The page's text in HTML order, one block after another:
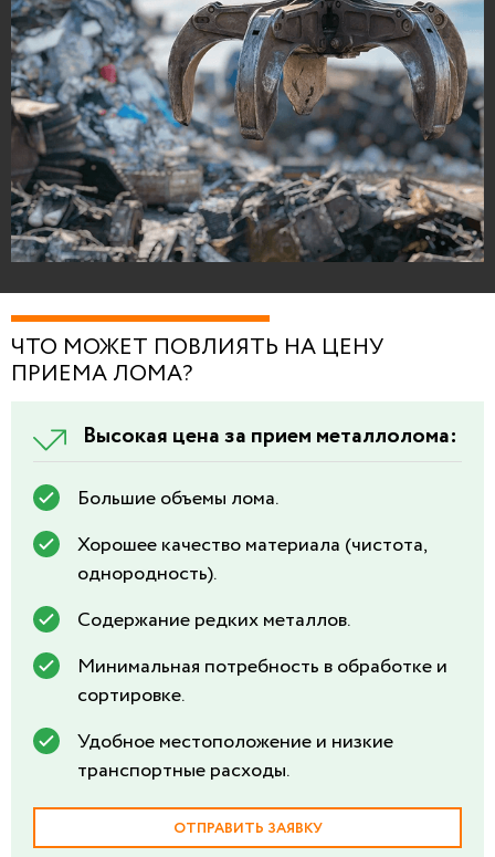
ЧТО МОЖЕТ ПОВЛИЯТЬ НА ЦЕНУ
ПРИЕМА ЛОМА?
Высокая цена за прием металлолома:
Большие объемы лома.
Хорошее качество материала (чистота,
однородность).
Содержание редких металлов.
Минимальная потребность в обработке и
сортировке.
Удобное местоположение и низкие
транспортные расходы.
ОТПРАВИТЬ ЗАЯВКУ